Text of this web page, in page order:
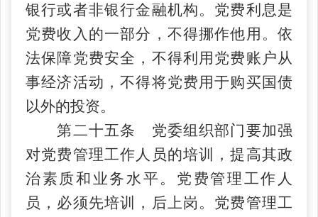
银行或者非银行金融机构。党费利息是
党费收入的一部分，不得挪作他用。依
法保障党费安全，不得利用党费账户从
事经济活动，不得将党费用于购买国债
以外的投资。
第二十五条 党委组织部门要加强
对党费管理工作人员的培训，提高其政
治素质和业务水平。党费管理工作人
员，必须先培训，后上岗。党费管理工